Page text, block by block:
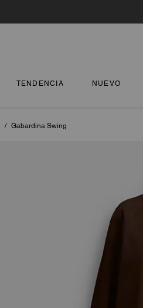
TENDENCIA NUEVO
/ Gabardina Swing